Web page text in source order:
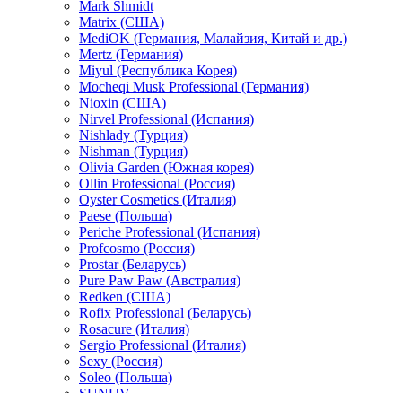
Mark Shmidt
Matrix (США)
MediOK (Германия, Малайзия, Китай и др.)
Mertz (Германия)
Miyul (Республика Корея)
Mocheqi Musk Professional (Германия)
Nioxin (США)
Nirvel Professional (Испания)
Nishlady (Турция)
Nishman (Турция)
Olivia Garden (Южная корея)
Ollin Professional (Россия)
Oyster Cosmetics (Италия)
Paese (Польша)
Periche Professional (Испания)
Profcosmo (Россия)
Prostar (Беларусь)
Pure Paw Paw (Австралия)
Redken (США)
Rofix Professional (Беларусь)
Rosacure (Италия)
Sergio Professional (Италия)
Sexy (Россия)
Soleo (Польша)